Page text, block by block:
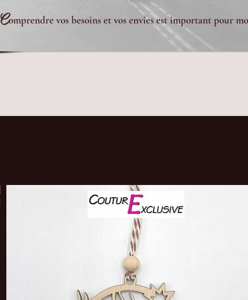
Comprendre vos besoins et vos envies est important pour